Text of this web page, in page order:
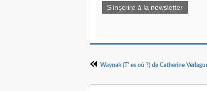
S'inscrire à la newsletter